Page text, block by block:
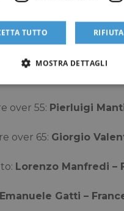
– Coppa Eugenio
femminile:Valeria
over 55: Pierluigi
over 65: Giorgio
Lorenzo Manfredi –
Emanuele Gatti –
TUTTO
MOSTRA DETTAGLI